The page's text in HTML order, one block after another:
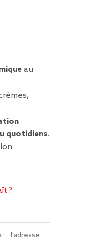
au
quotidiens.
?
: